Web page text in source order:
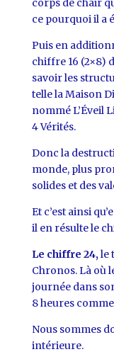
corps de chair
ce pourquoi il a
Puis en
chiffre 16 (2×8)
savoir les
telle la Maison
nommé L’Éveil
4 Vérités.
Donc la
monde, plus
solides et des
Et c’est ainsi
il en résulte le
Le chiffre 24,le
Chronos. Là où
journée dans
8 heures
Nous sommes
intérieure.